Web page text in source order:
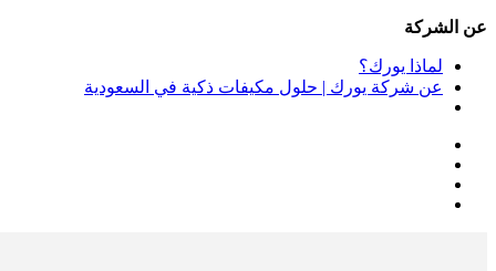
عن الشركة
لماذا يورك؟
عن شركة يورك | حلول مكيفات ذكية في السعودية